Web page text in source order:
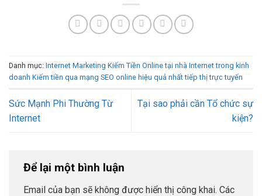
Danh mục: Internet Marketing Kiếm Tiền Online tại nhà Internet trong kinh
doanh Kiếm tiền qua mạng SEO online hiệu quả nhất tiếp thị trực tuyến
Sức Mạnh Phi Thường Từ
Internet
Tại sao phải cần Tổ chức sự
kiện?
Để lại một bình luận
Email của bạn sẽ không được hiển thị công khai. Các